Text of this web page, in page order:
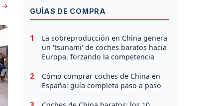
→
GUÍAS DE COMPRA
1
La sobreproducción en China genera
un 'tsunami' de coches baratos hacia
Europa, forzando la competencia
2
Cómo comprar coches de China en
España: guía completa paso a paso